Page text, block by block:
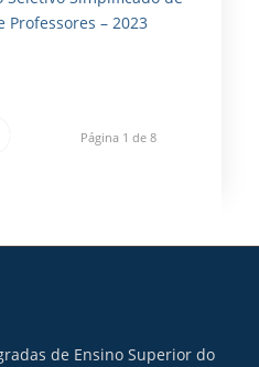
Professores – 2023
Página 1 de 8
de Ensino Superior do